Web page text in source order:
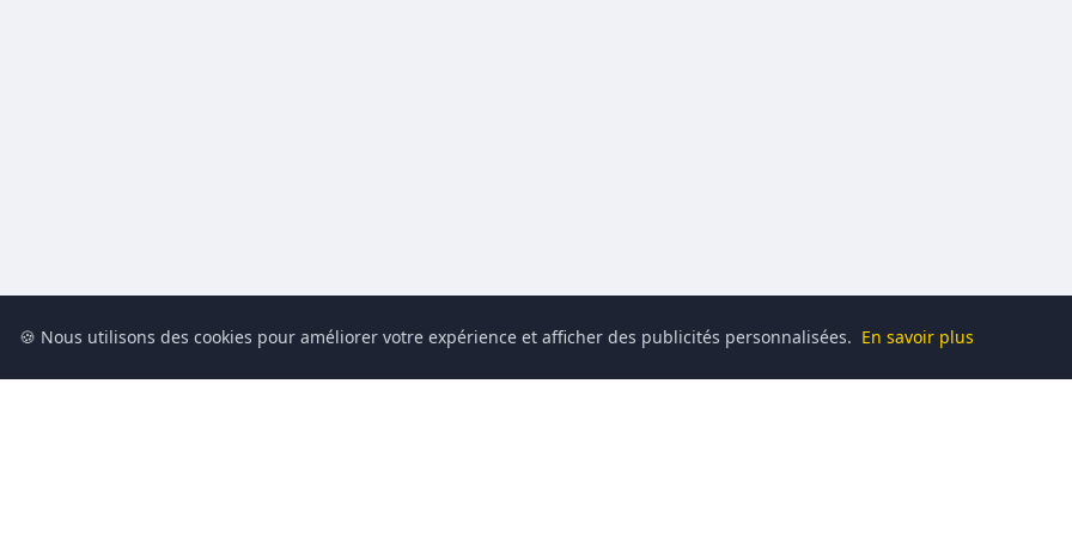
🍪 Nous utilisons des cookies pour améliorer votre expérience et afficher des publicités personnalisées. En savoir plus